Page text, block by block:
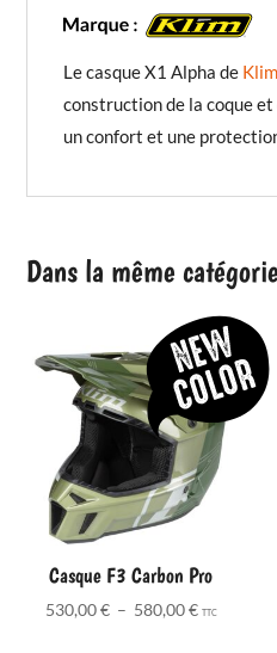
Le casque X1 Alpha de Klim
construction de la coque
un confort et une
Dans la même
Casque F3 Carbon Pro
530,00€ – 580,00€Plage
TTC